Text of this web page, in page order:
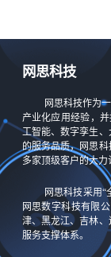
网思科技
网思科技作为
产业化应用经验，
工智能、数字孪生
的服务品质，网思
多家顶级客户的大力
网思科技采用
网思数字科技有限
津、黑龙江、吉林
服务支撑体系。